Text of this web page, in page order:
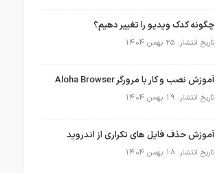
چگونه کدک ویدیو را تغییر دهیم؟
تاریخ انتشار: 25 بهمن 1404
آموزش نصب و کار با مرورگر Aloha Browser
تاریخ انتشار: 19 بهمن 1404
آموزش حذف فایل های تکراری از اندروید
تاریخ انتشار: 18 بهمن 1404